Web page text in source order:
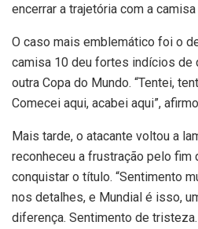
encerrar a trajetória com a
O caso mais emblemático foi o
camisa 10 deu fortes indícios de
outra Copa do Mundo. “Tentei,
Comecei aqui, acabei aqui”,
Mais tarde, o atacante voltou a
reconheceu a frustração pelo fim
conquistar o título. “Sentimento
nos detalhes, e Mundial é isso,
diferença. Sentimento de